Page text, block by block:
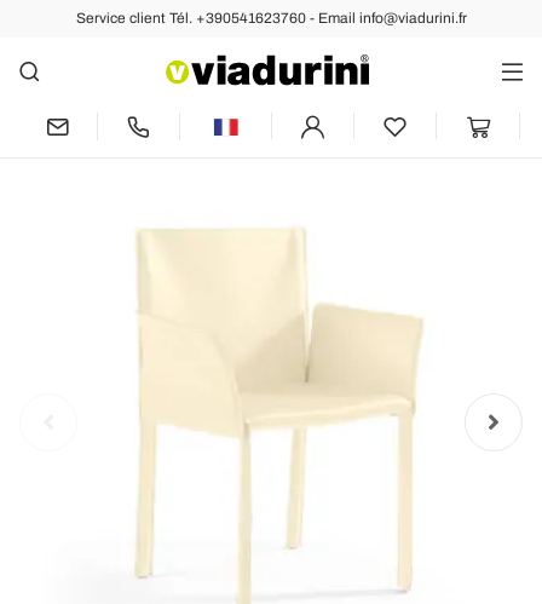
Service client Tél. +390541623760 - Email info@viadurini.fr
Arrière Précédent Suivant
Chaise avec accoudoirs recouverte de
cuir ivoire fabriquée en Italie - Coquille